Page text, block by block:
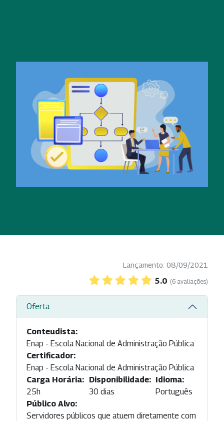
Lançamento: 08/09/2021
5.0 (6 avaliações)
Oferta
Conteudista:
Enap - Escola Nacional de Administração Pública
Certificador:
Enap - Escola Nacional de Administração Pública
Carga Horária:
25h
Disponibilidade:
30 dias
Idioma:
Português
Público Alvo:
Servidores públicos que atuem diretamente com